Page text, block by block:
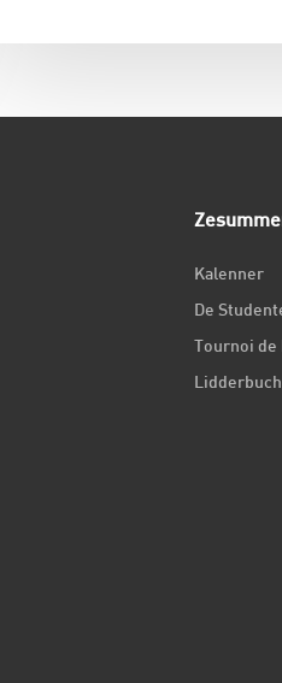
Kalenner
De
Tournoi de
Lidderbuch